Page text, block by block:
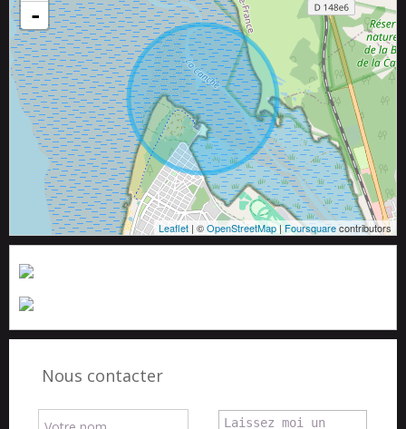
-
Leaflet | ©OpenStreetMap|Foursquarecontributors
Nous contacter